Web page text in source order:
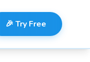
🎉 Try Free